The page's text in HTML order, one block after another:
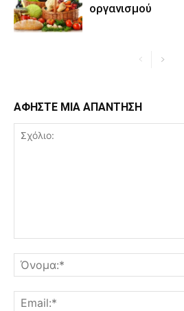
οργανισμού
ΑΦΗΣΤΕ ΜΙΑ ΑΠΑΝΤΗΣΗ